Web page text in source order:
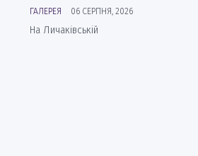
ГАЛЕРЕЯ 06 СЕРПНЯ, 2026
На Личаківській